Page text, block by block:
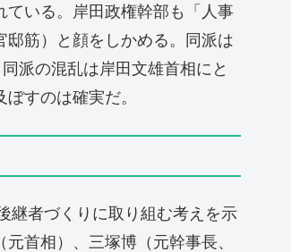
ている。岸田政権幹部も「人事
邸筋）と顔をしかめる。同派は
派の混乱は岸田文雄首相にと
すのは確実だ。
継者づくりに取り組む考えを示
首相）、三塚博（元幹事長、